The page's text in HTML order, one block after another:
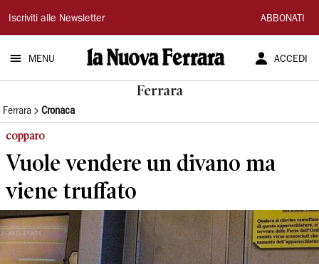
La
Nuova
Ferrara
Iscriviti alle Newsletter ABBONATI
MENU ACCEDI
Ferrara
Ferrara Cronaca
copparo
Vuole vendere un divano ma
viene truffato